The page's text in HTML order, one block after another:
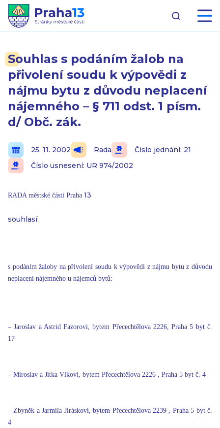
Souhlas s podáním žalob na
přivolení soudu k výpovědi z
nájmu bytu z důvodu neplacení
nájemného – § 711 odst. 1 písm.
d/ Obč. zák.
25. 11. 2002 Rada
Číslo jednání: 21
Číslo usnesení: UR 974/2002
RADA městské části Praha 13
souhlasí
s podáním žaloby na přivolení soudu k výpovědi z nájmu bytu z důvodu
neplacení nájemného u nájemců bytů:
– Jaroslav a Astrid Fazorovi, bytem Přecechtělova 2226, Praha 5 byt č.
17
– Miroslav a Jitka Vlkovi, bytem Přecechtělova 2226 , Praha 5 byt č. 4
– Zbyněk a Jarmila Jiráskovi, bytem Přecechtělova 2239 , Praha 5 byt č.
4